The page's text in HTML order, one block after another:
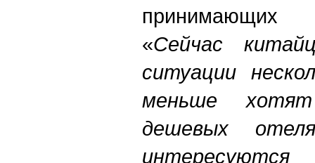
принимающих
«Сейчас
ситуации
меньше
дешевых
интересуются